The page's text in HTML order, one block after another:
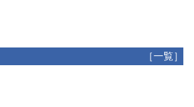
［一覧］